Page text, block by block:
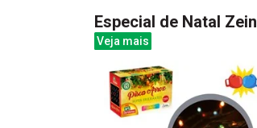
Especial de Natal Zein
Veja mais